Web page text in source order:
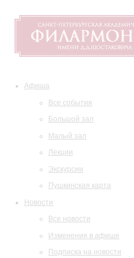
Афиша
Все события
Большой зал
Малый зал
Лекции
Экскурсии
Пушкинская карта
Новости
Все новости
Изменения в афише
Подписка на новости